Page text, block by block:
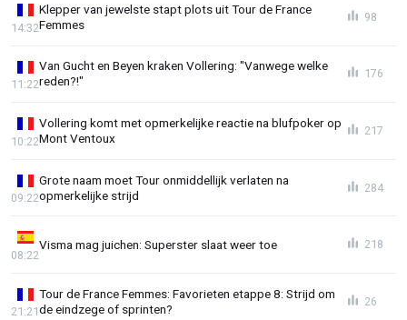
Klepper van jewelste stapt plots uit Tour de France
Femmes
14:32
98
Van Gucht en Beyen kraken Vollering: "Vanwege welke
reden?!"
11:22
176
Vollering komt met opmerkelijke reactie na blufpoker op
Mont Ventoux
10:22
217
Grote naam moet Tour onmiddellijk verlaten na
opmerkelijke strijd
09:22
284
Visma mag juichen: Superster slaat weer toe
08:22
218
Tour de France Femmes: Favorieten etappe 8: Strijd om
de eindzege of sprinten?
21:21
26